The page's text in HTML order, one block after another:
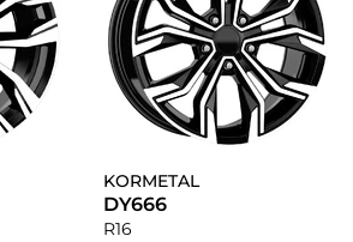
KORMETAL
DY666
R16